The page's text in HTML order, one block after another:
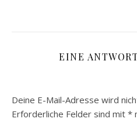
EINE
Deine E-Mail-Adresse wird
Erforderliche Felder sind mit *